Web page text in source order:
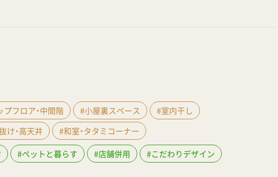
プフロア・中間階 #小屋裏スペース
#室内干し
け・高天井
#和室・タタミコーナー
#ペットと暮らす #店舗併用 #こだわりデザイン